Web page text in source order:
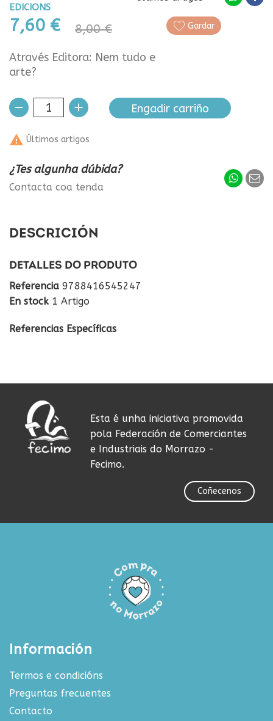
EDICIONS
7,60 € 8,00 € Gardar
Através Editora: Nem tudo e
arte?
Engadir carriño
 Últimos artigos
¿Tes algunha dúbida?
Contacta coa tenda
DESCRICIÓN
DETALLES DO PRODUTO
Referencia 9788416545247
En stock 1 Artigo
Referencias Específicas
Esta é unha iniciativa promovida
pola Federación de Comerciantes
e Industriais do Morrazo -
Fecimo.
Coñecenos
Información
Termos e condicións
Preguntas frecuentes
Contacto